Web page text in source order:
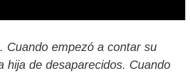
Cuando empezó a contar su
hija de desaparecidos. Cuando